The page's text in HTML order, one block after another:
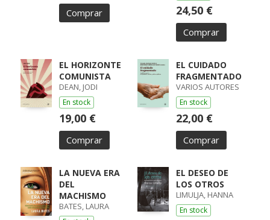
Comprar 24,50 €
Comprar
EL HORIZONTE
COMUNISTA
DEAN, JODI
En stock
19,00 €
Comprar
EL CUIDADO
FRAGMENTADO
VARIOS AUTORES
En stock
22,00 €
Comprar
LA NUEVA ERA
DEL
MACHISMO
BATES, LAURA
EL DESEO DE
LOS OTROS
LIMULJA, HANNA
En stock